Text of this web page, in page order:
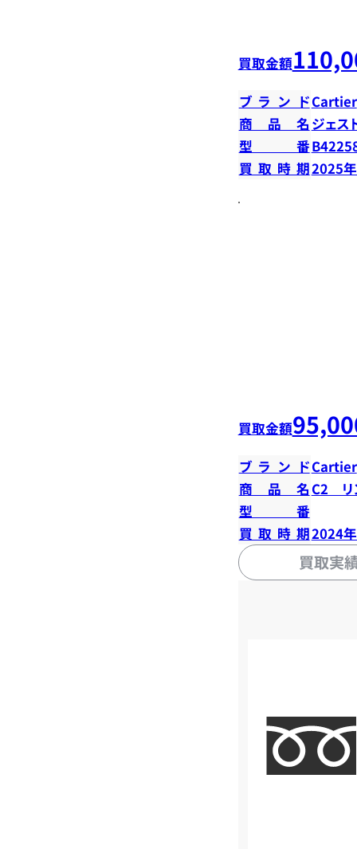
買取金額
ブランドCartier
商品名 ジェス
型番
買取時期2025
買取金額
ブランドCartier
商品名 C2 リ
型番
買取時期2024
買取実